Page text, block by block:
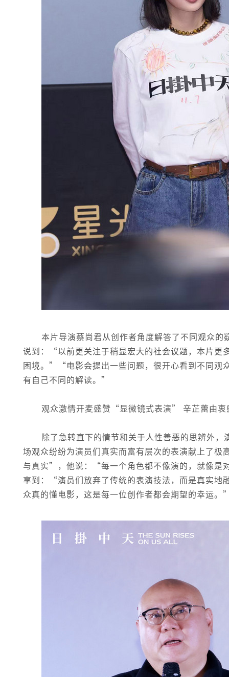
本片导演蔡尚君从创作者角度解答了不同观众
说到：“以前更关注于稍显宏大的社会议题，本片更
困境。”“电影会提出一些问题，很开心看到不同观
有自己不同的解读。”
观众激情开麦盛赞“显微镜式表演” 辛芷蕾由
除了急转直下的情节和关于人性善恶的思辨外
场观众纷纷为演员们真实而富有层次的表演献上了
与真实”，他说：“每一个角色都不像演的，就像是
享到：“演员们放弃了传统的表演技法，而是真实
众真的懂电影，这是每一位创作者都会期望的幸运。